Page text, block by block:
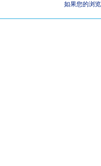
如果您的浏